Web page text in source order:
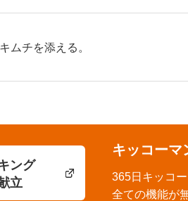
ムチを添える。
ング
立
キッコーマ
365日キッコ
全ての機能が